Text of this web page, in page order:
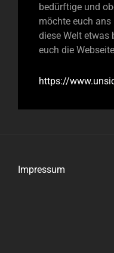
bedürftige und
möchte euch ans
diese Welt etwas
euch die
https://
Impressum